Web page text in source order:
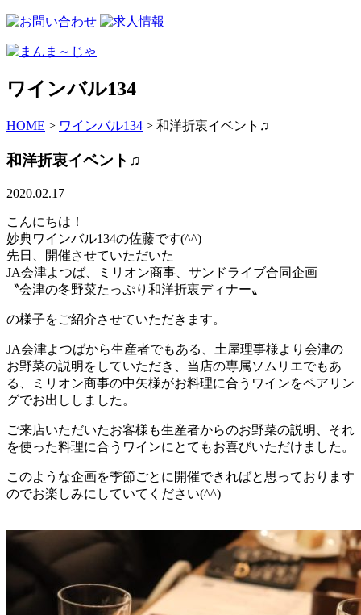
ワインバル134
HOME > ワインバル134 > 和洋折衷イベント♫
和洋折衷イベント♫
2020.02.17
こんにちは！
妙典ワインバル134の佐藤です(^^)
先日、開催させていただいた
JA会津よつば、ミリオン商事、サンドライブ合同企画
〝会津の冬野菜たっぷり和洋折衷ディナー〟
の様子をご紹介させていただきます。
JA会津よつばから生産者でもある、土屋理事様より会津の
お野菜の説明をしていただき、当店の専属ソムリエでもあ
る、ミリオン商事の中矢様がお料理に合うワインをペアリン
グでお出ししました。
ご来店いただいたお客様も生産者からのお野菜の説明、それ
を使った料理に合うワインにとてもお喜びいただけました。
このような企画を季節ごとに開催できればと思っております
のでお楽しみにしていてください(^^)